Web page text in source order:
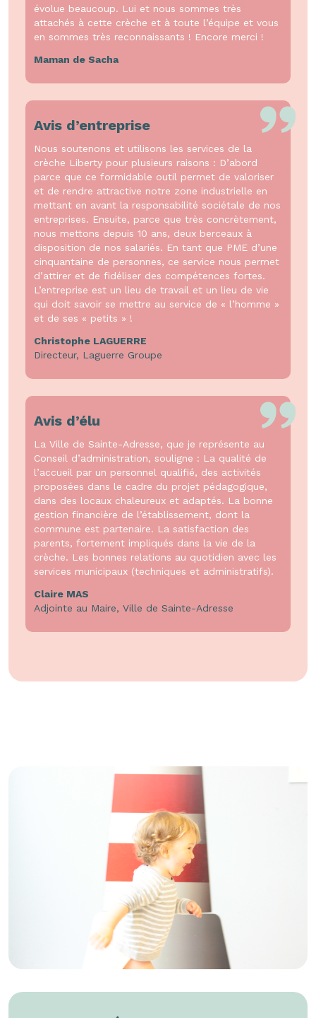
évolue beaucoup. Lui et nous sommes très
attachés à cette crèche et à toute l’équipe et vous
en sommes très reconnaissants ! Encore merci !
Maman de Sacha
Avis d’entreprise
Nous soutenons et utilisons les services de la
crèche Liberty pour plusieurs raisons : D’abord
parce que ce formidable outil permet de valoriser
et de rendre attractive notre zone industrielle en
mettant en avant la responsabilité sociétale de nos
entreprises. Ensuite, parce que très concrètement,
nous mettons depuis 10 ans, deux berceaux à
disposition de nos salariés. En tant que PME d’une
cinquantaine de personnes, ce service nous permet
d’attirer et de fidéliser des compétences fortes.
L’entreprise est un lieu de travail et un lieu de vie
qui doit savoir se mettre au service de « l’homme »
et de ses « petits » !
Christophe LAGUERRE
Directeur, Laguerre Groupe
Avis d’élu
La Ville de Sainte-Adresse, que je représente au
Conseil d’administration, souligne : La qualité de
l’accueil par un personnel qualifié, des activités
proposées dans le cadre du projet pédagogique,
dans des locaux chaleureux et adaptés. La bonne
gestion financière de l’établissement, dont la
commune est partenaire. La satisfaction des
parents, fortement impliqués dans la vie de la
crèche. Les bonnes relations au quotidien avec les
services municipaux (techniques et administratifs).
Claire MAS
Adjointe au Maire, Ville de Sainte-Adresse